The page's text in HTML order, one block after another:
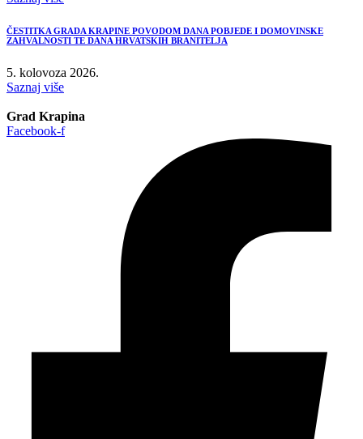
ČESTITKA GRADA KRAPINE POVODOM DANA POBJEDE I DOMOVINSKE
ZAHVALNOSTI TE DANA HRVATSKIH BRANITELJA
5. kolovoza 2026.
Saznaj više
Grad Krapina
Facebook-f